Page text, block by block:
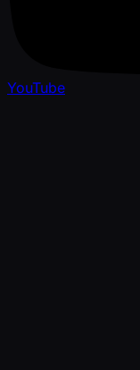
YouTube